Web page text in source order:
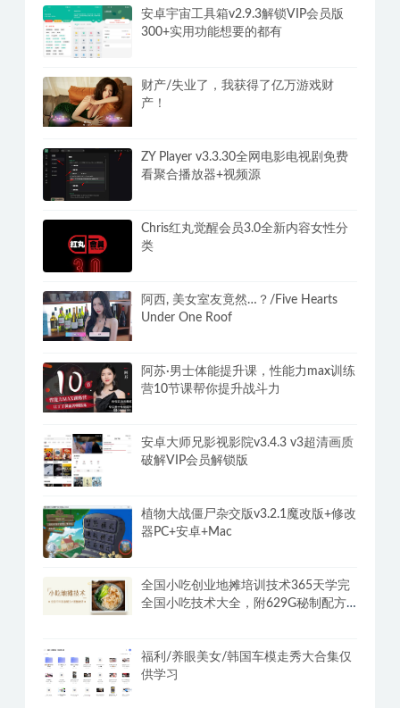
安卓宇宙工具箱v2.9.3解锁VIP会员版
300+实用功能想要的都有
财产/失业了，我获得了亿万游戏财
产！
ZY Player v3.3.30全网电影电视剧免费
看聚合播放器+视频源
Chris红丸觉醒会员3.0全新内容女性分
类
阿西, 美女室友竟然…？/Five Hearts
Under One Roof
阿苏·男士体能提升课，性能力max训练
营10节课帮你提升战斗力
安卓大师兄影视影院v3.4.3 v3超清画质
破解VIP会员解锁版
植物大战僵尸杂交版v3.2.1魔改版+修改
器PC+安卓+Mac
全国小吃创业地摊培训技术365天学完
全国小吃技术大全，附629G秘制配方
福利/养眼美女/韩国车模走秀大合集仅
供学习